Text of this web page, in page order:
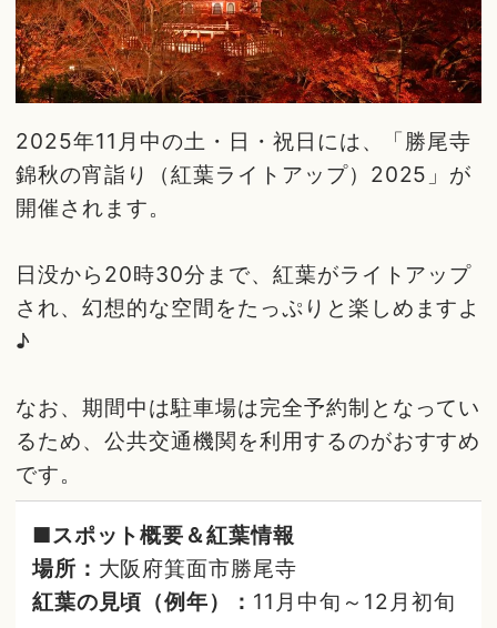
2025年11月中の土・日・祝日には、「勝尾寺
錦秋の宵詣り（紅葉ライトアップ）2025」が
開催されます。
日没から20時30分まで、紅葉がライトアップ
され、幻想的な空間をたっぷりと楽しめますよ
♪
なお、期間中は駐車場は完全予約制となってい
るため、公共交通機関を利用するのがおすすめ
です。
■スポット概要＆紅葉情報
場所： 大阪府箕面市勝尾寺
紅葉の見頃（例年）： 11月中旬～12月初旬